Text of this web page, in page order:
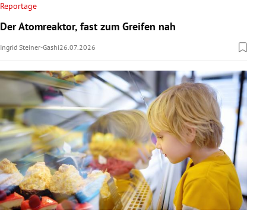
Reportage
Der Atomreaktor, fast zum Greifen nah
Ingrid Steiner-Gashi26.07.2026